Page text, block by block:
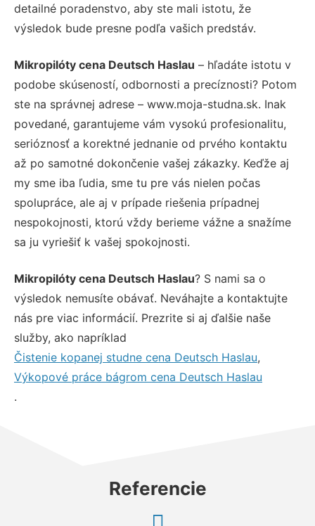
detailné poradenstvo, aby ste mali istotu, že
výsledok bude presne podľa vašich predstáv.
Mikropilóty cena Deutsch Haslau – hľadáte istotu v
podobe skúseností, odbornosti a precíznosti? Potom
ste na správnej adrese – www.moja-studna.sk. Inak
povedané, garantujeme vám vysokú profesionalitu,
serióznosť a korektné jednanie od prvého kontaktu
až po samotné dokončenie vašej zákazky. Keďže aj
my sme iba ľudia, sme tu pre vás nielen počas
spolupráce, ale aj v prípade riešenia prípadnej
nespokojnosti, ktorú vždy berieme vážne a snažíme
sa ju vyriešiť k vašej spokojnosti.
Mikropilóty cena Deutsch Haslau? S nami sa o
výsledok nemusíte obávať. Neváhajte a kontaktujte
nás pre viac informácií. Prezrite si aj ďalšie naše
služby, ako napríklad
Čistenie kopanej studne cena Deutsch Haslau,
Výkopové práce bágrom cena Deutsch Haslau
.
Referencie